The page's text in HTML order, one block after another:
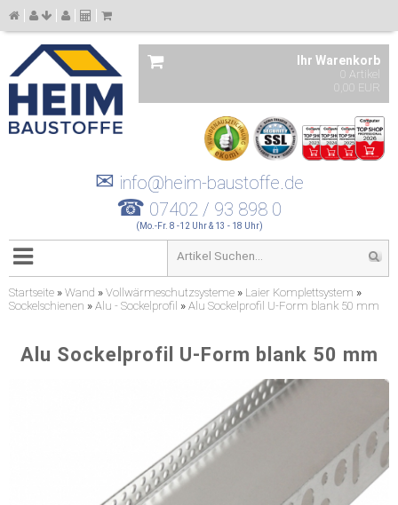
Ihr Warenkorb
0 Artikel
0,00 EUR
✉ info@heim-baustoffe.de
☎ 07402 / 93 898 0
(Mo.-Fr. 8 -12 Uhr & 13 - 18 Uhr)
Startseite » Wand » Vollwärmeschutzsysteme » Laier Komplettsystem »
Sockelschienen » Alu - Sockelprofil » Alu Sockelprofil U-Form blank 50 mm
Alu Sockelprofil U-Form blank 50 mm